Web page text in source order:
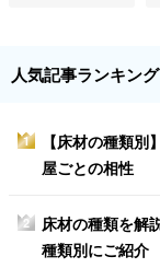
人気記事ランキング
1
【床材の種類
屋ごとの相性
2
床材の種類を解
種類別にご紹介